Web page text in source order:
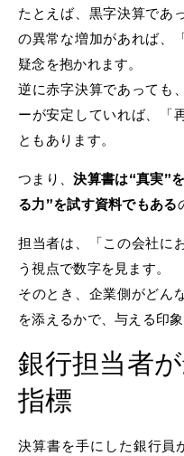
たとえば、黒字決算であ
の異常な増加があれば、
疑念を抱かれます。
逆に赤字決算であっても
ーが安定していれば、「
ともあります。
つまり、決算書は“真実”
る力”を試す資料でもある
担当者は、「この会社に
う視点で数字を見ます。
そのとき、企業側がどん
を添えるかで、与える印
銀行担当者
指標
決算書を手にした銀行員